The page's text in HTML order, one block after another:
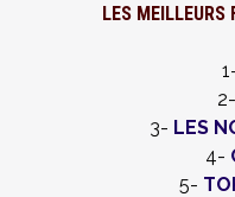
LES MEILLEURS
2-
3- LES
4-
5-